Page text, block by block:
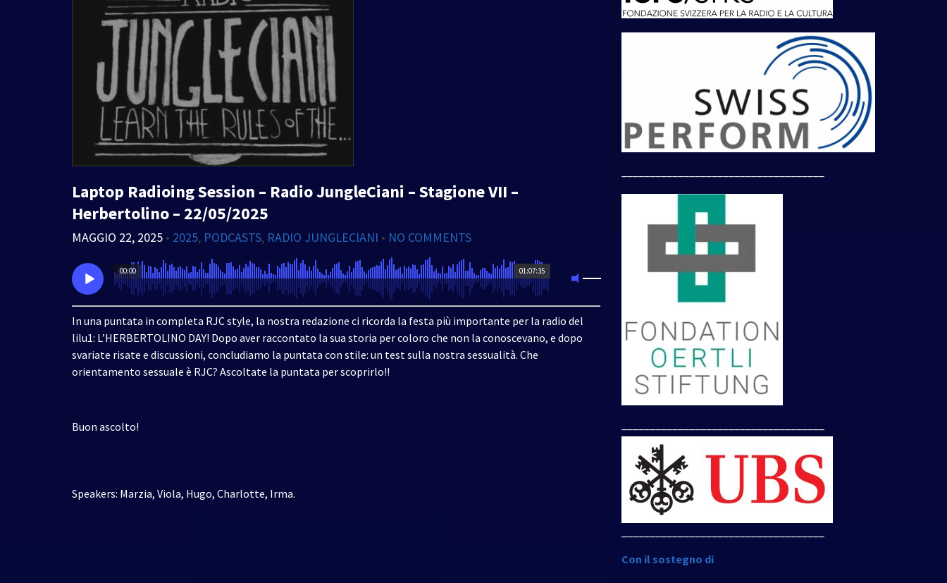
Laptop Radioing Session – Radio JungleCiani – Stagione VII –
Herbertolino – 22/05/2025
MAGGIO 22, 2025 • 2025, PODCASTS, RADIO JUNGLECIANI • NO COMMENTS
01:07:35
00:00
In una puntata in completa RJC style, la nostra redazione ci ricorda la festa più importante per la radio del
lilu1: L’HERBERTOLINO DAY! Dopo aver raccontato la sua storia per coloro che non la conoscevano, e dopo
svariate risate e discussioni, concludiamo la puntata con stile: un test sulla nostra sessualità. Che
orientamento sessuale è RJC? Ascoltate la puntata per scoprirlo!!
Buon ascolto!
Speakers: Marzia, Viola, Hugo, Charlotte, Irma.
Con il sostegno di